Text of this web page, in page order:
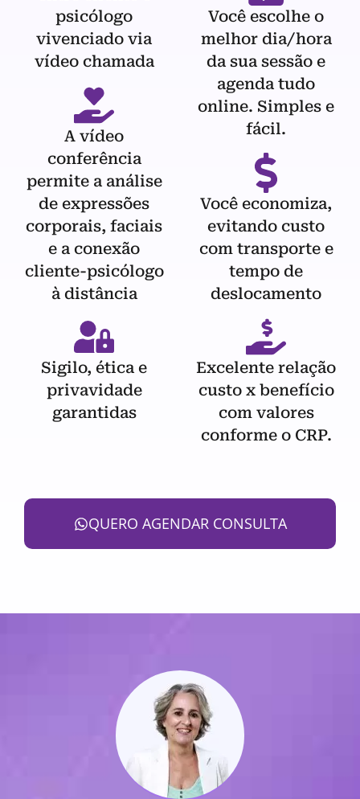
psicólogo
vivenciado via
vídeo chamada
A vídeo
conferência
permite a análise
de expressões
corporais, faciais
e a conexão
cliente-psicólogo
à distância
Sigilo, ética e
privavidade
garantidas
Você escolhe o
melhor dia/hora
da sua sessão e
agenda tudo
online. Simples e
fácil.
Você economiza,
evitando custo
com transporte e
tempo de
deslocamento
Excelente relação
custo x benefício
com valores
conforme o CRP.
QUERO AGENDAR CONSULTA